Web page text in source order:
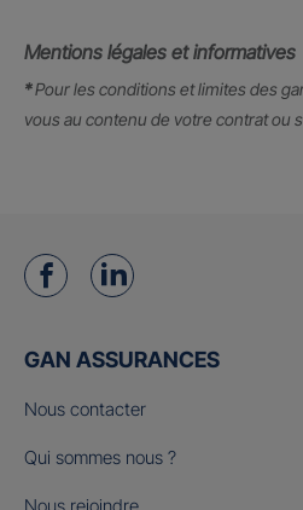
Mentions légales et informatives
*Pour les conditions et limites des
vous au contenu de votre contrat ou
GAN ASSURANCES
Nous contacter
Qui sommes nous ?
Nous rejoindre